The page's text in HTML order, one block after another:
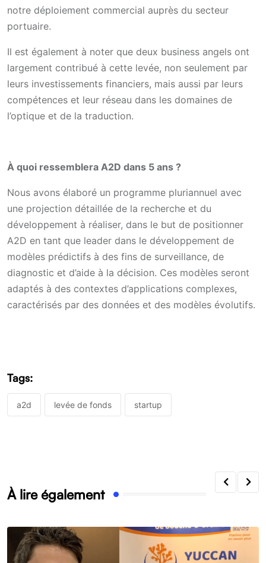
notre déploiement commercial auprès du secteur
portuaire.
Il est également à noter que deux business angels ont
largement contribué à cette levée, non seulement par
leurs investissements financiers, mais aussi par leurs
compétences et leur réseau dans les domaines de
l’optique et de la traduction.
À quoi ressemblera A2D dans 5 ans ?
Nous avons élaboré un programme pluriannuel avec
une projection détaillée de la recherche et du
développement à réaliser, dans le but de positionner
A2D en tant que leader dans le développement de
modèles prédictifs à des fins de surveillance, de
diagnostic et d’aide à la décision. Ces modèles seront
adaptés à des contextes d’applications complexes,
caractérisés par des données et des modèles évolutifs.
Tags:
a2d levée de fonds startup
À lire également